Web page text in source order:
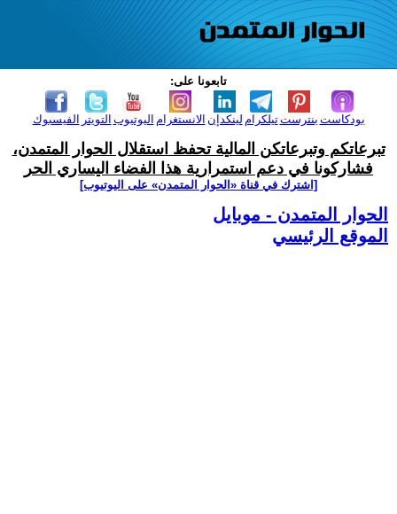
تابعونا على:
الفيسبوك التويتر اليوتيوب الانستغرام لينكدإن تيلكرامبنترست بودكاست
تبرعاتكم وتبرعاتكن المالية تحفظ استقلال الحوار المتمدن،
فشاركونا في دعم استمرارية هذا الفضاء اليساري الحر
[اشترك في قناة ‫«الحوار المتمدن» على اليوتيوب]
الحوار المتمدن - موبايل
الموقع الرئيسي